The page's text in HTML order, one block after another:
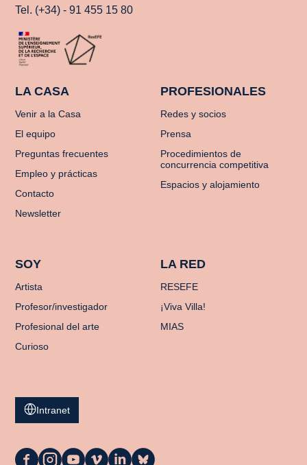
Tel. (+34) - 91 455 15 80
LA CASA
Venir a la Casa
El equipo
Preguntas frecuentes
Empleo y prácticas
Contacto
Newsletter
PROFESIONALES
Redes y socios
Prensa
Procedimientos de
concurrencia competitiva
Espacios y alojamiento
SOY
Artista
Profesor/investigador
Profesional del arte
Curioso
LA RED
RESEFE
¡Viva Villa!
MIAS
Intranet